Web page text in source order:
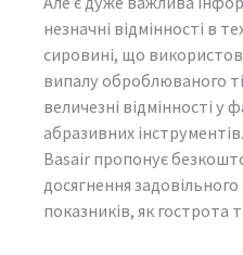
незначні відмінності в
сировині, що
випалу оброблюваного
величезні відмінності
абразивних інструментів.
Basair пропонує
досягнення
показників, як гострота